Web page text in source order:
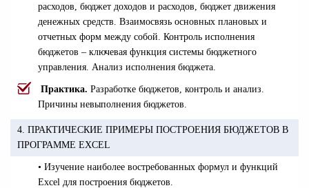
расходов, бюджет доходов и расходов, бюджет движения
денежных средств. Взаимосвязь основных плановых и
отчетных форм между собой. Контроль исполнения
бюджетов – ключевая функция системы бюджетного
управления. Анализ исполнения бюджета.
Практика. Разработке бюджетов, контроль и анализ.
Причины невыполнения бюджетов.
4. ПРАКТИЧЕСКИЕ ПРИМЕРЫ ПОСТРОЕНИЯ БЮДЖЕТОВ В
ПРОГРАММЕ EXCEL
• Изучение наиболее востребованных формул и функций
Excel для построения бюджетов.